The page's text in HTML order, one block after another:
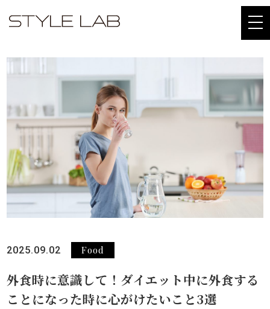
2025.09.02 Food
外食時に意識して！ダイエット中に外食する
ことになった時に心がけたいこと3選